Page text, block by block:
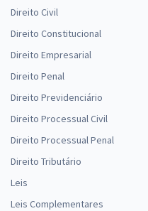
Direito Civil
Direito Constitucional
Direito Empresarial
Direito Penal
Direito Previdenciário
Direito Processual Civil
Direito Processual Penal
Direito Tributário
Leis
Leis Complementares